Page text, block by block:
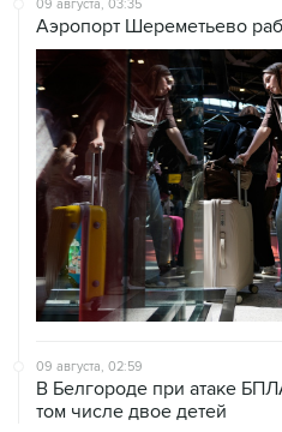
09 августа, 03:35
Аэропорт Шереметьево
09 августа, 02:59
В Белгороде при атаке
том числе двое детей